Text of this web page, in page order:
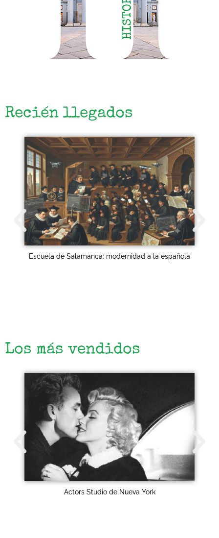
Recién llegados
Escuela de Salamanca: modernidad a la española
Los más vendidos
Actors Studio de Nueva York